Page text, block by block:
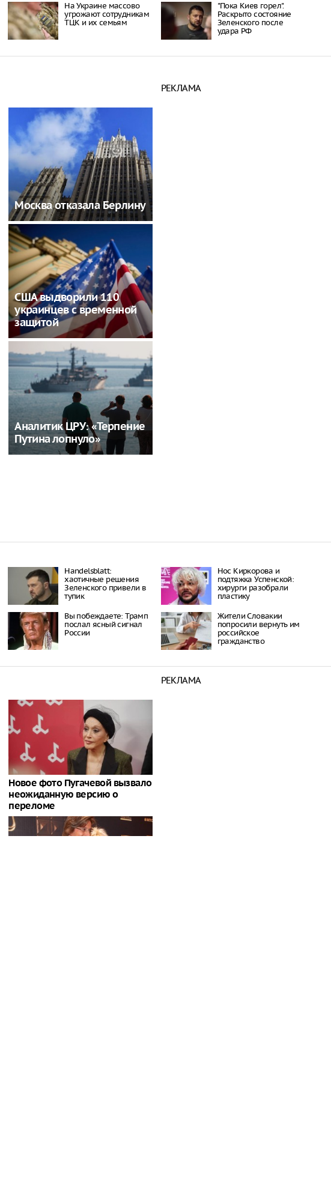
Анастасия Ивлеева подарила
своему супругу лодку стоимостью
1,2 миллиона рублей
Неожиданный фактор, влияющий
На Украине массово
угрожают сотрудникам
ТЦК и их семьям
"Пока Киев горел".
Раскрыто состояние
Зеленского после
удара РФ
Москва отказала Берлину
США выдворили 110
украинцев с временной
защитой
Аналитик ЦРУ: «Терпение
Путина лопнуло»
РЕКЛАМА
Handelsblatt:
хаотичные решения
Зеленского привели в
тупик
Нос Киркорова и
подтяжка Успенской:
хирурги разобрали
пластику
Вы побеждаете: Трамп
послал ясный сигнал
России
Жители Словакии
попросили вернуть им
российское
гражданство
Новое фото Пугачевой вызвало
неожиданную версию о
переломе
РЕКЛАМА